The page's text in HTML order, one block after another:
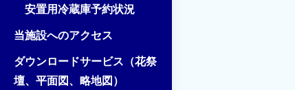
安置用冷蔵庫予約状況
当施設へのアクセス
ダウンロードサービス（花祭
壇、平面図、略地図）